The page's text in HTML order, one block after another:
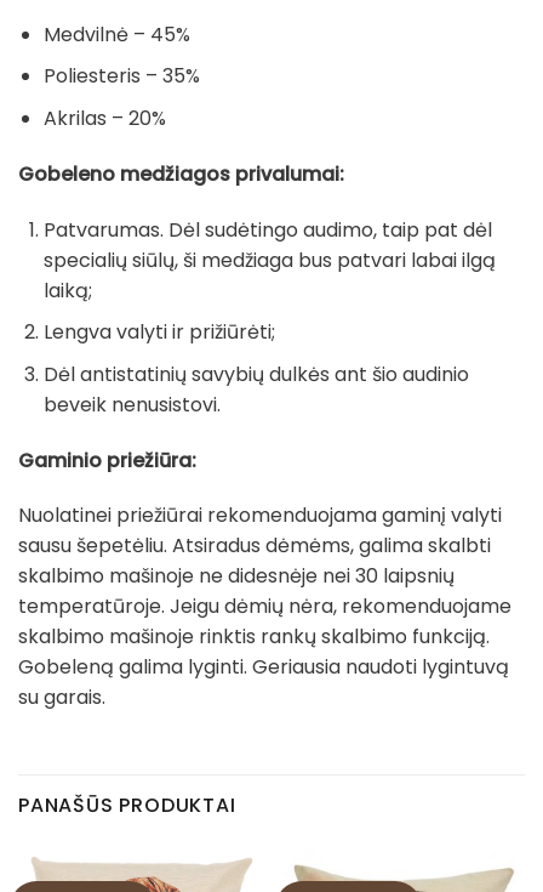
Medvilnė – 45%
Poliesteris – 35%
Akrilas – 20%
Gobeleno medžiagos privalumai:
Patvarumas. Dėl sudėtingo audimo, taip pat dėl
specialių siūlų, ši medžiaga bus patvari labai ilgą
laiką;
Lengva valyti ir prižiūrėti;
Dėl antistatinių savybių dulkės ant šio audinio
beveik nenusistovi.
Gaminio priežiūra:
Nuolatinei priežiūrai rekomenduojama gaminį valyti
sausu šepetėliu. Atsiradus dėmėms, galima skalbti
skalbimo mašinoje ne didesnėje nei 30 laipsnių
temperatūroje. Jeigu dėmių nėra, rekomenduojame
skalbimo mašinoje rinktis rankų skalbimo funkciją.
Gobeleną galima lyginti. Geriausia naudoti lygintuvą
su garais.
PANAŠŪS PRODUKTAI